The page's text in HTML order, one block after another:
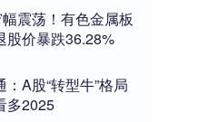
震荡！有色金属板
股价暴跌36.28%
A股“转型牛”格局
多2025